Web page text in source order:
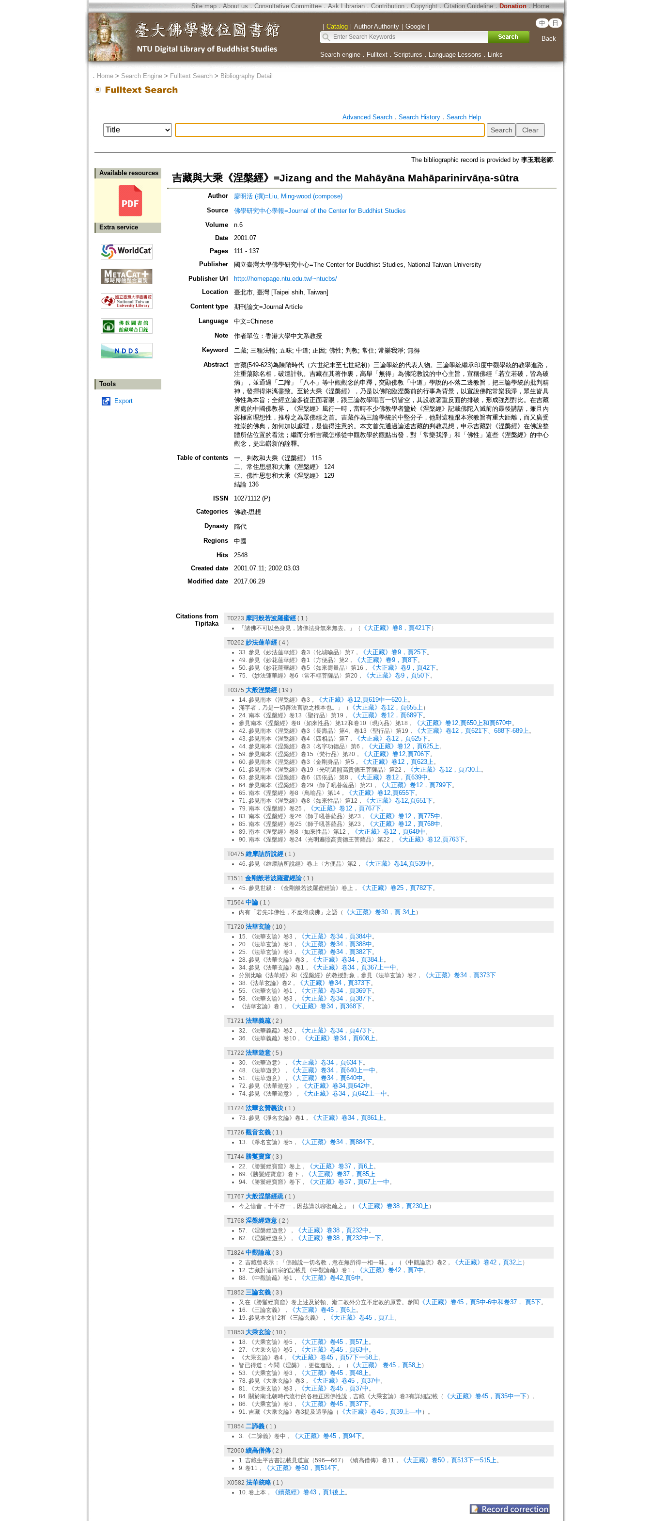
Site map．About us ． Consultative Committee． Ask Librarian． Contribution．Copyright．Citation Guideline． Donation．Home
｜ Catalog｜ Author Authority｜ Google｜ 中 日
Back
Search engine． Fulltext． Scriptures ． Language Lessons ． Links
． Home> Search Engine> Fulltext Search> Bibliography Detail
Advanced Search． Search History． Search Help
The bibliographic record is provided by 李玉珉老師.
Available resources
Extra service
Tools
Export
吉藏與大乘《涅槃經》=Jizang and the Mahāyāna Mahāparinirvāṇa-sūtra
Author
廖明活 (撰)=Liu, Ming-wood (compose)
Source
佛學研究中心學報=Journal of the Center for Buddhist Studies
Volume
n.6
Date
2001.07
Pages
111 - 137
Publisher
國立臺灣大學佛學研究中心=The Center for Buddhist Studies, National Taiwan University
Publisher Url
http://homepage.ntu.edu.tw/~ntucbs/
Location
臺北市, 臺灣 [Taipei shih, Taiwan]
Content type
期刊論文=Journal Article
Language
中文=Chinese
Note
作者單位：香港大學中文系教授
Keyword
二藏; 三種法輪; 五味; 中道; 正因; 佛性; 判教; 常住; 常樂我淨; 無得
Abstract
吉藏(549-623)為陳隋時代（六世紀末至七世紀初）三論學統的代表人物。三論學統繼承印度中觀學統的教學進路，
注重蕩除名相，破遣計執。吉藏在其著作裏，高舉「無得」為佛陀教說的中心主旨，宣稱佛經「若立若破，皆為破
病」，並通過「二諦」「八不」等中觀觀念的申釋，突顯佛教「中道」學說的不落二邊教旨，把三論學統的批判精
神，發揮得淋漓盡致。至於大乘《涅槃經》，乃是以佛陀臨涅槃前的行事為背景，以宣說佛陀常樂我淨，眾生皆具
佛性為本旨；全經立論多從正面著眼，跟三論教學唱言一切皆空，其設教著重反面的排破，形成強烈對比。在吉藏
所處的中國佛教界，《涅槃經》風行一時，當時不少佛教學者鑒於《涅槃經》記載佛陀入滅前的最後講話，兼且內
容極富理想性，推尊之為眾佛經之首。吉藏作為三論學統的中堅分子，他對這種跟本宗教旨有重大距離，而又廣受
推崇的佛典，如何加以處理，是值得注意的。本文首先通過論述吉藏的判教思想，申示吉藏對《涅槃經》在佛說整
體所佔位置的看法；繼而分析吉藏怎樣從中觀教學的觀點出發，對「常樂我淨」和「佛性」這些《涅槃經》的中心
觀念，提出嶄新的詮釋。
Table of contents
一、判教和大乘《涅槃經》 115
二、常住思想和大乘《涅槃經》 124
三、佛性思想和大乘《涅槃經》 129
結論 136
ISSN
10271112 (P)
Categories
佛教-思想
Dynasty
隋代
Regions
中國
Hits
2548
Created date
2001.07.11; 2002.03.03
Modified date
2017.06.29
Citations from
Tipitaka
T0223 摩訶般若波羅蜜經( 1 )
「諸佛不可以色身見，諸佛法身無來無去。」（
《大正藏》卷8，頁421下）
T0262 妙法蓮華經( 4 )
33. 參見《妙法蓮華經》卷3〈化城喻品〉第7，
《大正藏》卷9，頁25下。
49. 參見《妙花蓮華經》卷1〈方便品〉第2，
《大正藏》卷9，頁8下。
50. 參見《妙花蓮華經》卷5〈如來壽量品〉第16，
《大正藏》卷9，頁42下。
75. 《妙法蓮華經》卷6〈常不輕菩薩品〉第20，
《大正藏》卷9，頁50下。
T0375 大般涅槃經( 19 )
14. 參見南本《涅槃經》卷3，
《大正藏》卷12,頁619中一620上。
滿字者，乃是一切善法言說之根本也。」（
《大正藏》卷12，頁655上）
24. 南本《涅槃經》卷13〈聖行品〉第19，
《大正藏》卷12，頁689下。
參見南本《涅槃經》卷8〈如來性品〉第12和卷10〈現病品〉第18，
《大正藏》卷12,頁650上和頁670中。
42. 參見南本《涅槃經》卷3〈長壽品〉第4、卷13〈聖行品〉第19，
《大正藏》卷12，頁621下、688下-689上。
43. 參見南本《涅槃經》卷4〈四相品〉第7，
《大正藏》卷12，頁625下。
44. 參見南本《涅槃經》卷3〈名字功德品〉第6，
《大正藏》卷12，頁625上。
59. 參見南本《涅槃經》卷15〈梵行品〉第20，
《大正藏》卷12,頁706下。
60. 參見南本《涅槃經》卷3〈金剛身品〉第5，
《大正藏》卷12，頁623上。
61. 參見南本《涅槃經》卷19〈光明遍照高貴德王菩薩品〉第22，
《大正藏》卷12，頁730上。
63. 參見南本《涅槃經》卷6〈四依品〉第8，
《大正藏》卷12，頁639中。
64. 參見南本《涅槃經》卷29〈師子吼菩薩品〉第23，
《大正藏》卷12，頁799下。
65. 南本《涅槃經》卷8〈鳥喻品〉第14，
《大正藏》卷12,頁655下。
71. 參見南本《涅槃經》卷8〈如來性品〉第12，
《大正藏》卷12,頁651下。
79. 南本《涅槃經》卷25，
《大正藏》卷12，頁767下。
83. 南本《涅槃經》卷26〈師子吼菩薩品〉第23，
《大正藏》卷12，頁775中。
85. 南本《涅槃經》卷25〈師子吼菩薩品〉第23，
《大正藏》卷12，頁768中。
89. 南本《涅槃經》卷8〈如來性品〉第12，
《大正藏》卷12，頁648中。
90. 南本《涅槃經》卷24〈光明遍照高貴德王菩薩品〉第22，
《大正藏》卷12,頁763下。
T0475 維摩詰所說經( 1 )
46. 參見《維摩詰所說經》卷上〈方便品〉第2，
《大正藏》卷14,頁539中。
T1511 金剛般若波羅蜜經論( 1 )
45. 參見世親：《金剛般若波羅蜜經論》卷上，
《大正藏》卷25，頁782下。
T1564 中論( 1 )
內有「若先非佛性，不應得成佛」之語（
《大正藏》卷30，頁 34上）
T1720 法華玄論( 10 )
15. 《法華玄論》卷3，
《大正藏》卷34，頁384中。
20. 《法華玄論》卷3，
《大正藏》卷34，頁388中。
25. 《法華玄論》卷3，
《大正藏》卷34，頁382下。
28. 參見《法華玄論》卷3，
《大正藏》卷34，頁384上。
34. 參見《法華玄論》卷1，
《大正藏》卷34，頁367上一中。
分別比喻《法華經》和《涅槃經》的教授對象，參見《法華玄論》卷2，
《大正藏》卷34，頁373下
38.《法華玄論》卷2， 《大正藏》卷34，頁373下。
55. 《法華玄論》卷1，
《大正藏》卷34，頁369下。
58. 《法華玄論》卷3，
《大正藏》卷34，頁387下。
《法華玄論》卷1，
《大正藏》卷34，頁368下。
T1721 法華義疏( 2 )
32. 《法華義疏》卷2，
《大正藏》卷34，頁473下。
36. 《法華義疏》卷10，
《大正藏》卷34，頁608上。
T1722 法華遊意( 5 )
30. 《法華遊意》，
《大正藏》卷34，頁634下。
48. 《法華遊意》，
《大正藏》卷34，頁640上一中。
51. 《法華遊意》，
《大正藏》卷34，頁640中。
72. 參見《法華遊意》，
《大正藏》卷34,頁642中。
74. 參見《法華遊意》，
《大正藏》卷34，頁642上—中。
T1724 法華玄贊義決( 1 )
73. 參見《淨名玄論》卷1，
《大正藏》卷34，頁861上。
T1726 觀音玄義( 1 )
13. 《淨名玄論》卷5，
《大正藏》卷34，頁884下。
T1744 勝鬘寶窟( 3 )
22. 《勝鬟經寶窟》卷上，
《大正藏》卷37，頁6上。
69.《勝鬟經寶窟》卷下，
《大正藏》卷37，頁85上
94. 《勝鬟經寶窟》卷下， 《大正藏》卷37，頁67上一中。
T1767 大般涅槃經疏( 1 )
今之憶昔，十不存一，因茲講以聊復疏之」（
《大正藏》卷38，頁230上）
T1768 涅槃經遊意( 2 )
57. 《涅槃經遊意》，
《大正藏》卷38，頁232中。
62. 《涅槃經遊意》，
《大正藏》卷38，頁232中一下。
T1824 中觀論疏( 3 )
2. 吉藏曾表示：「佛雖說一切名教，意在無所得一相一味。」（《中觀論疏》卷2，
《大正藏》卷42，頁32上）
12. 吉藏對這四宗的記載見《中觀論疏》卷1，
《大正藏》卷42，頁7中。
88. 《中觀論疏》卷1，
《大正藏》卷42,頁6中。
T1852 三論玄義( 3 )
又在《勝鬘經寶窟》卷上述及於頓、漸二教外分立不定教的原委。參閱 《大正藏》卷45，頁5中-6中和卷37， 頁5下。
16. 《三論玄義》，
《大正藏》卷45，頁6上。
19. 參見本文註2和《三論玄義》，
《大正藏》卷45，頁7上。
T1853 大乘玄論( 10 )
18. 《大乘玄論》卷5，
《大正藏》卷45，頁57上。
27. 《大乘玄論》卷5，
《大正藏》卷45，頁63中。
《大乘玄論》卷4，
《大正藏》卷45，頁57下一58上。
皆已得道；今聞《涅槃》，更復進悟。」（
《大正藏》 卷45，頁58上）
53. 《大乘玄論》卷3，
《大正藏》卷45，頁48上。
78. 參見《大乘玄論》卷3，
《大正藏》卷45，頁37中。
81. 《大乘玄論》卷3，
《大正藏》卷45，頁37中。
84. 關於南北朝時代流行的各種正因佛性說，吉藏《大乘玄論》卷3有詳細記載（
《大正藏》卷45，頁35中一下）。
86. 《大乘玄論》卷3，
《大正藏》卷45，頁37下。
91. 吉藏《大乘玄論》卷3提及這爭論（
《大正藏》卷45，頁39上—中 ）。
T1854 二諦義( 1 )
3. 《二諦義》卷中，
《大正藏》卷45，頁94下。
T2060 續高僧傳( 2 )
1. 吉藏生平古書記載見道宣（596—667）《續高僧傳》卷11，
《大正藏》卷50，頁513下一515上。
9. 卷11，
《大正藏》卷50，頁514下。
X0582 法華統略( 1 )
10. 卷上本，
《續藏經》卷43，頁1後上。